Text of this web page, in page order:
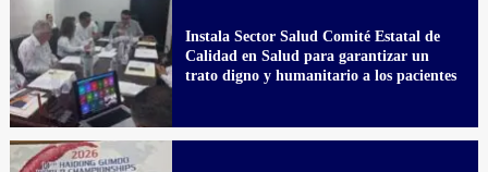
Instala Sector Salud Comité Estatal de
Calidad en Salud para garantizar un
trato digno y humanitario a los pacientes